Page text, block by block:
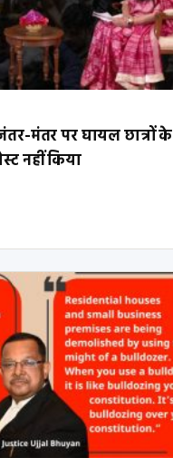
मंतर पर घायल छात्रों के
नहीं किया